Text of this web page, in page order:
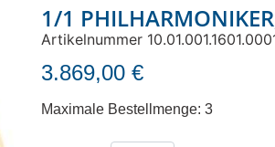
1/1
Artikelnummer
3.869,00 €
Maximale Bestellmenge: 3